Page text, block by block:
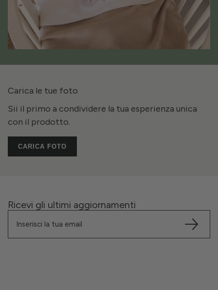
Carica le tue foto
Sii il primo a condividere la tua esperienza unica
con il prodotto.
CARICA FOTO
Ricevi gli ultimi aggiornamenti